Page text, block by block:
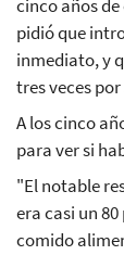
cinco años de
pidió que
inmediato, y
tres veces
A los cinco
para ver si
"El notable
era casi un
comido